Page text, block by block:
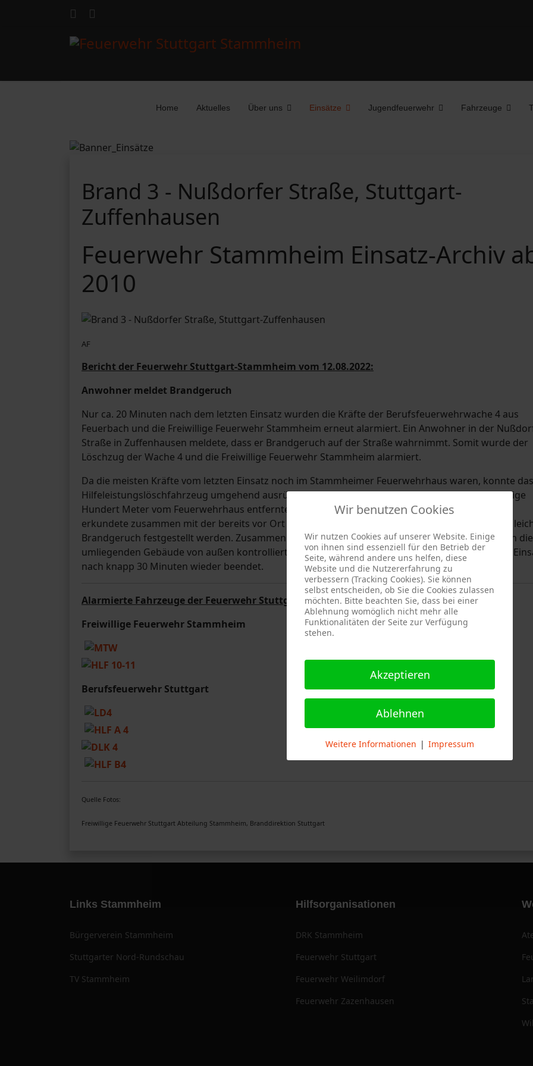
Home Aktuelles Über uns Einsätze Jugendfeuerwehr Fahrzeuge
Feuerwehr Stammheim Einsatz-Archiv
2010
Brand 3 - Nußdorfer Straße, Stuttgart-
Zuffenhausen
AF
Bericht der Feuerwehr Stuttgart-Stammheim vom 12.08.2022:
Anwohner meldet Brandgeruch
Nur ca. 20 Minuten nach dem letzten Einsatz wurden die Kräfte der Berufsfeuerwehrwache 4 aus
Feuerbach und die Freiwillige Feuerwehr Stammheim erneut alarmiert. Ein Anwohner in der
Straße in Zuffenhausen meldete, dass er Brandgeruch auf der Straße wahrnimmt. Somit wurde der
Löschzug der Wache 4 und die Freiwillige Feuerwehr Stammheim alarmiert.
Da die meisten Kräfte vom letzten Einsatz noch im Stammheimer Feuerwehrhaus waren, konnte das
Hilfeleistungslöschfahrzeug umgehend ausrücken und erreichte nach kurzer Fahrt die nur wenige
Hundert Meter vom Feuerwehrhaus entfernte Einsatzstelle. Der Stammheimer Gruppenführer
erkundete zusammen mit der bereits vor Ort anwesenden Polizei die Umgebung. Es konnte ein
Brandgeruch festgestellt werden. Zusammen mit den Führungskräften von der Wache 4 wurden die
umliegenden Gebäude von außen kontrolliert. Da nichts festgestellt werden konnte, wurde der
nach knapp 30 Minuten wieder beendet.
Alarmierte Fahrzeuge der Feuerwehr Stuttgart
Freiwillige Feuerwehr Stammheim
Berufsfeuerwehr Stuttgart
Quelle Fotos:
Freiwillige Feuerwehr Stuttgart Abteilung Stammheim, Branddirektion Stuttgart
Links Stammheim
Bürgerverein Stammheim
Stuttgarter Nord-Rundschau
TV Stammheim
Hilfsorganisationen
DRK Stammheim
Feuerwehr Stuttgart
Feuerwehr Weilimdorf
Feuerwehr Zazenhausen
Wir benutzen Cookies
Wir nutzen Cookies auf unserer Website. Einige
von ihnen sind essenziell für den Betrieb der
Seite, während andere uns helfen, diese
Website und die Nutzererfahrung zu
verbessern (Tracking Cookies). Sie können
selbst entscheiden, ob Sie die Cookies zulassen
möchten. Bitte beachten Sie, dass bei einer
Ablehnung womöglich nicht mehr alle
Funktionalitäten der Seite zur Verfügung
stehen.
Akzeptieren
Ablehnen
Weitere Informationen | Impressum